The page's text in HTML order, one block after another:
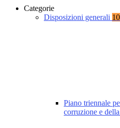
Categorie
Disposizioni generali
Piano triennale
corruzione e